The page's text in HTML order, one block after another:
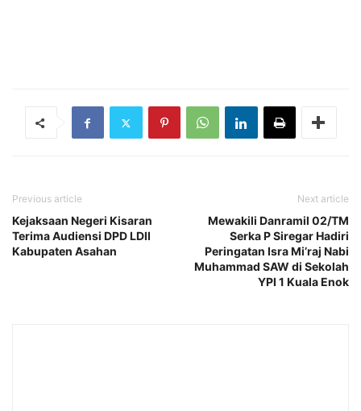
Previous article
Kejaksaan Negeri Kisaran
Terima Audiensi DPD LDII
Kabupaten Asahan
Next article
Mewakili Danramil 02/TM
Serka P Siregar Hadiri
Peringatan Isra Mi’raj Nabi
Muhammad SAW di Sekolah
YPI 1 Kuala Enok